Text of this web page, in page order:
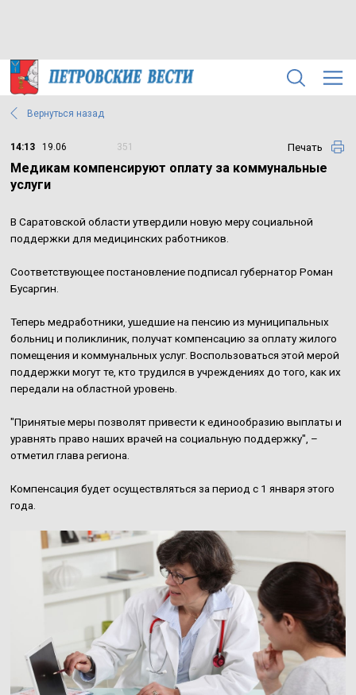
Вернуться назад
14:13 19.06 351 Печать
Медикам компенсируют оплату за коммунальные
услуги
В Саратовской области утвердили новую меру социальной
поддержки для медицинских работников.
Соответствующее постановление подписал губернатор Роман
Бусаргин.
Теперь медработники, ушедшие на пенсию из муниципальных
больниц и поликлиник, получат компенсацию за оплату жилого
помещения и коммунальных услуг. Воспользоваться этой мерой
поддержки могут те, кто трудился в учреждениях до того, как их
передали на областной уровень.
"Принятые меры позволят привести к единообразию выплаты и
уравнять право наших врачей на социальную поддержку", –
отметил глава региона.
Компенсация будет осуществляться за период с 1 января этого
года.